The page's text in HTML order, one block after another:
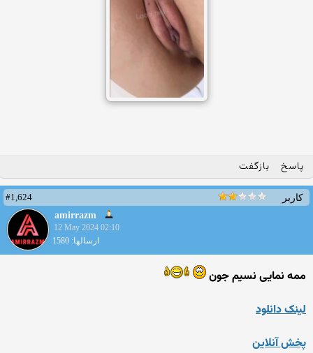
پاسخ بازگفت
کاربر
#1,624
amirrazm
12 May 2024 02:10
ارسالها: 1580
ممه نمایی نسیم جون
لینک دانلود
پخش آنلاین